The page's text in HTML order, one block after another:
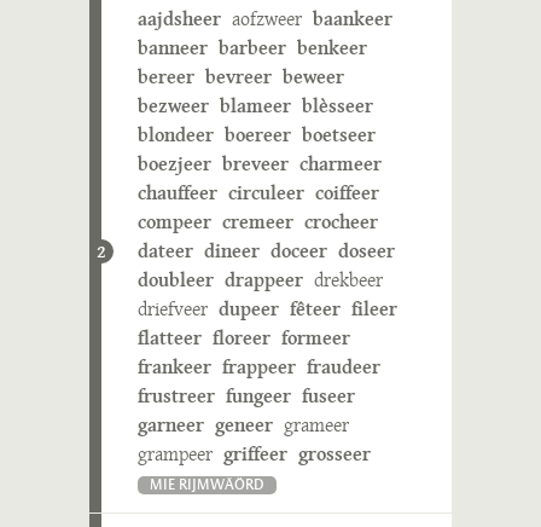
2
aajdsheer aofzweer baankeer
banneer barbeer benkeer
bereer bevreer beweer
bezweer blameer blèsseer
blondeer boereer boetseer
boezjeer breveer charmeer
chauffeer circuleer coiffeer
compeer cremeer crocheer
dateer dineer doceer doseer
doubleer drappeer drekbeer
driefveer dupeer fêteer fileer
flatteer floreer formeer
frankeer frappeer fraudeer
frustreer fungeer fuseer
garneer geneer grameer
grampeer griffeer grosseer
MIE RIJMWÄÖRD